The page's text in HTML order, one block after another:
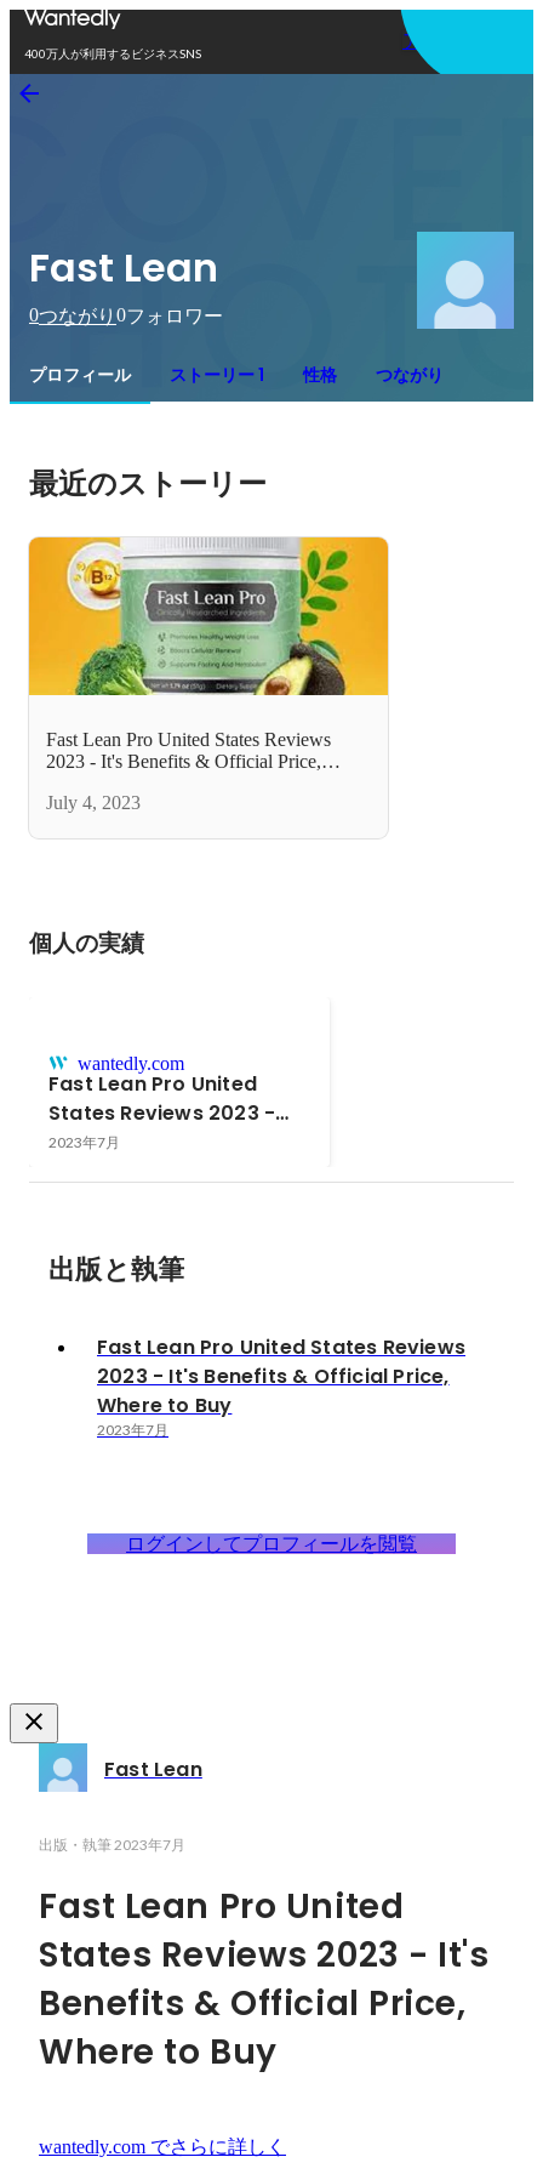
400万人が利用するビジネスSNS
アプリを使う
Fast Lean
0つながり 0フォロワー
プロフィール ストーリー 1 性格 つながり
最近のストーリー
Fast Lean Pro United States Reviews
2023 - It's Benefits & Official Price,
July 4, 2023
個人の実績
wantedly.com
Fast Lean Pro United
States Reviews 2023 -
It's Benefits & Official
2023年7月
出版と執筆
Fast Lean Pro United States Reviews
2023 - It's Benefits & Official Price,
Where to Buy
2023年7月
ログインしてプロフィールを閲覧
Fast Lean
出版・執筆2023年7月
Fast Lean Pro United
States Reviews 2023 - It's
Benefits & Official Price,
Where to Buy
wantedly.com でさらに詳しく